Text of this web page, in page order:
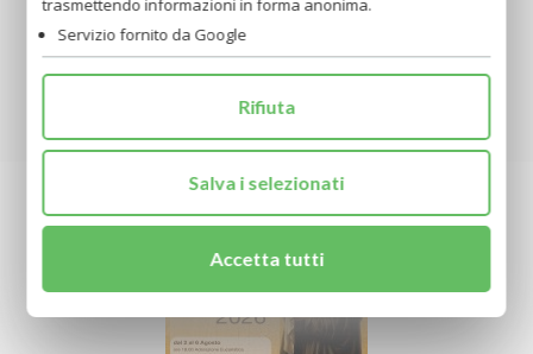
RICHIEDI LA TUA PREGHIERA
ULTIME NOTIZIE
trasmettendo informazioni in forma anonima.
Servizio fornito da Google
Rifiuta
Salva i selezionati
Accetta tutti